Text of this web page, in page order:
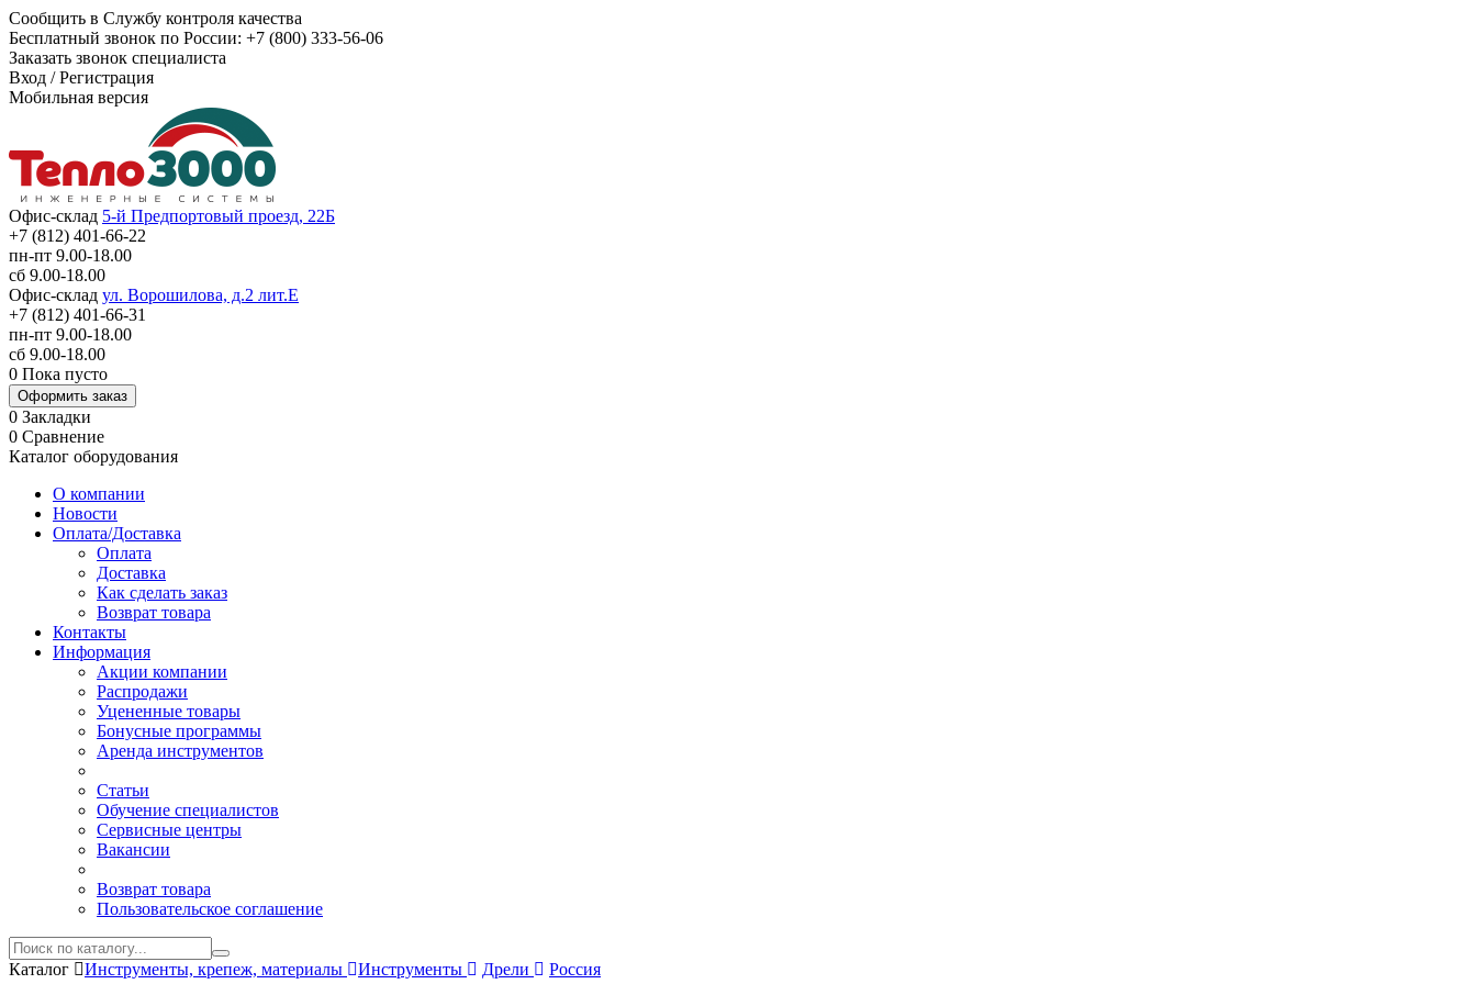
Сообщить в Службу контроля качества
Бесплатный звонок по России: +7 (800) 333-56-06
Заказать звонок специалиста
Вход /Регистрация
Мобильная версия
Офис-склад 5-й Предпортовый проезд, 22Б
+7 (812) 401-66-22
пн-пт 9.00-18.00
сб 9.00-18.00
Офис-склад ул. Ворошилова, д.2 лит.Е
+7 (812) 401-66-31
пн-пт 9.00-18.00
сб 9.00-18.00
0 Пока пусто
Оформить заказ
0 Закладки
0 Сравнение
Каталог оборудования
О компании
Новости
Оплата/Доставка
Оплата
Доставка
Как сделать заказ
Возврат товара
Контакты
Информация
Акции компании
Распродажи
Уцененные товары
Бонусные программы
Аренда инструментов
Статьи
Обучение специалистов
Сервисные центры
Вакансии
Возврат товара
Пользовательское соглашение
Каталог Инструменты, крепеж, материалы Инструменты Дрели Россия